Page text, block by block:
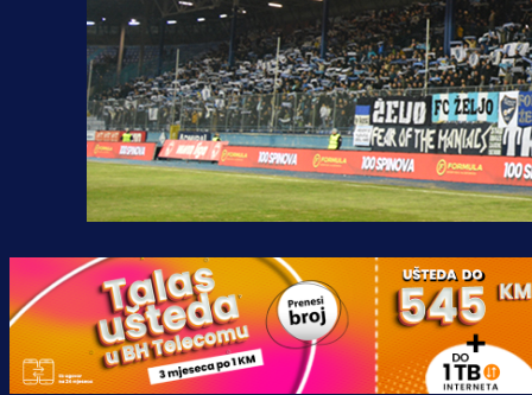
Premijer liga BiH